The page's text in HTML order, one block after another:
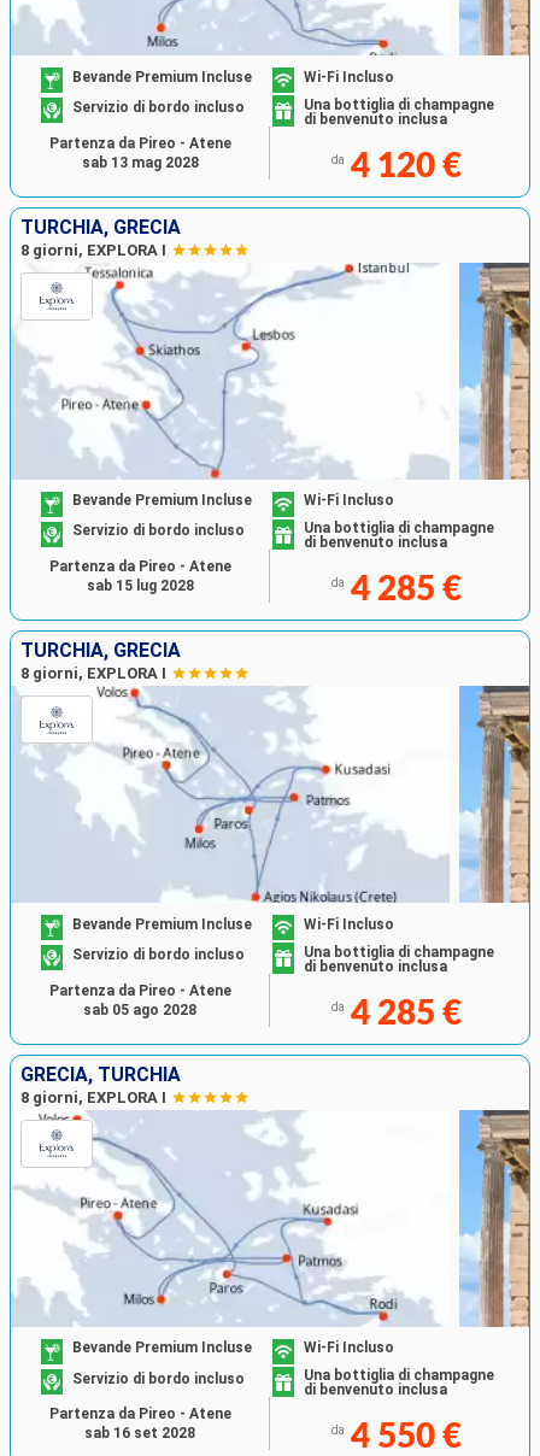
Bevande Premium Incluse
Wi-Fi Incluso
Servizio di bordo incluso
Una bottiglia di champagne
di benvenuto inclusa
da 4 120 €
Partenza da Pireo - Atene
sab 13 mag 2028
TURCHIA, GRECIA
8 giorni, EXPLORA I
Bevande Premium Incluse
Wi-Fi Incluso
Servizio di bordo incluso
Una bottiglia di champagne
di benvenuto inclusa
da 4 285 €
Partenza da Pireo - Atene
sab 15 lug 2028
TURCHIA, GRECIA
8 giorni, EXPLORA I
Bevande Premium Incluse
Wi-Fi Incluso
Servizio di bordo incluso
Una bottiglia di champagne
di benvenuto inclusa
da 4 285 €
Partenza da Pireo - Atene
sab 05 ago 2028
GRECIA, TURCHIA
8 giorni, EXPLORA I
Bevande Premium Incluse
Wi-Fi Incluso
Servizio di bordo incluso
Una bottiglia di champagne
di benvenuto inclusa
da 4 550 €
Partenza da Pireo - Atene
sab 16 set 2028